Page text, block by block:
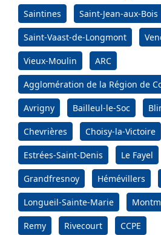
Saintines Saint-Jean-aux-Bois
Saint-Vaast-de-Longmont
Vieux-Moulin ARC
Agglomération de la Région de
Avrigny Bailleul-le-Soc
Chevrières Choisy-la-Victoire
Estrées-Saint-Denis Le Fayel
Grandfresnoy Hémévillers
Longueil-Sainte-Marie
Remy Rivecourt CCPE